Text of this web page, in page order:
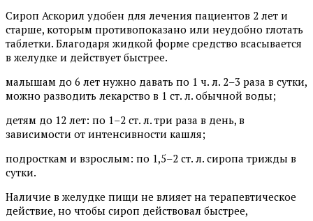
Сироп Аскорил удобен для лечения пациентов 2 лет и
старше, которым противопоказано или неудобно глотать
таблетки. Благодаря жидкой форме средство всасывается
в желудке и действует быстрее.
малышам до 6 лет нужно давать по 1 ч. л. 2–3 раза в сутки,
можно разводить лекарство в 1 ст. л. обычной воды;
детям до 12 лет: по 1–2 ст. л. три раза в день, в
зависимости от интенсивности кашля;
подросткам и взрослым: по 1,5–2 ст. л. сиропа трижды в
сутки.
Наличие в желудке пищи не влияет на терапевтическое
действие, но чтобы сироп действовал быстрее,